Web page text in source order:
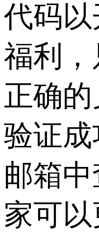
代码
福利，
正确
验证
邮箱
家可